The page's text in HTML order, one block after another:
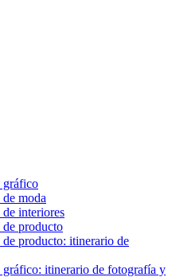
gráfico
moda
interiores
de producto
producto: itinerario de
gráfico: itinerario de fotografía y